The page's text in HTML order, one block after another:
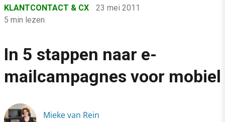
›
Klantcontact & CX
›
KLANTCONTACT & CX
23 mei 2011
5 min lezen
In 5 stappen naar e-
mailcampagnes voor mobiel
Mieke van Rein